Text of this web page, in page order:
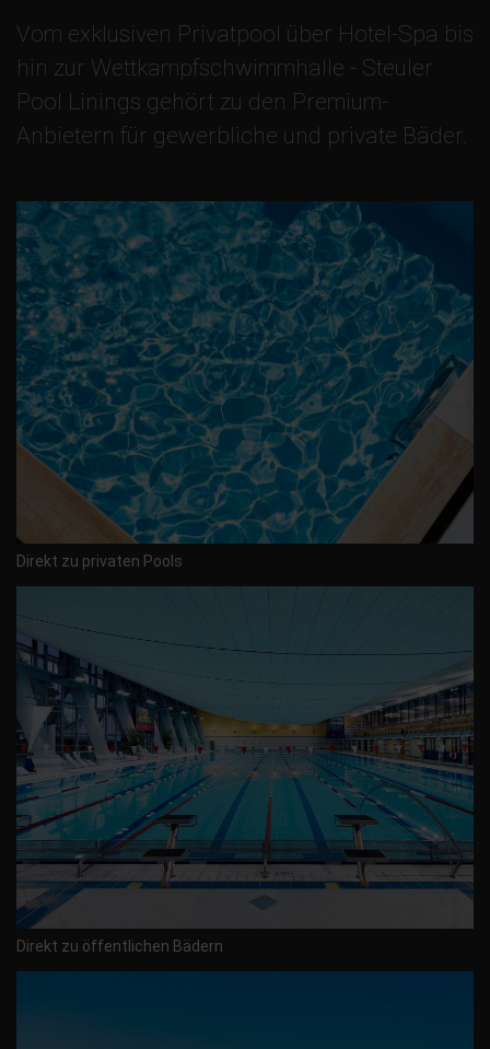
Vom exklusiven Privatpool über Hotel-Spa bis
hin zur Wettkampfschwimmhalle - Steuler
Pool Linings gehört zu den Premium-
Anbietern für gewerbliche und private Bäder.
Direkt zu privaten Pools
Direkt zu öffentlichen Bädern